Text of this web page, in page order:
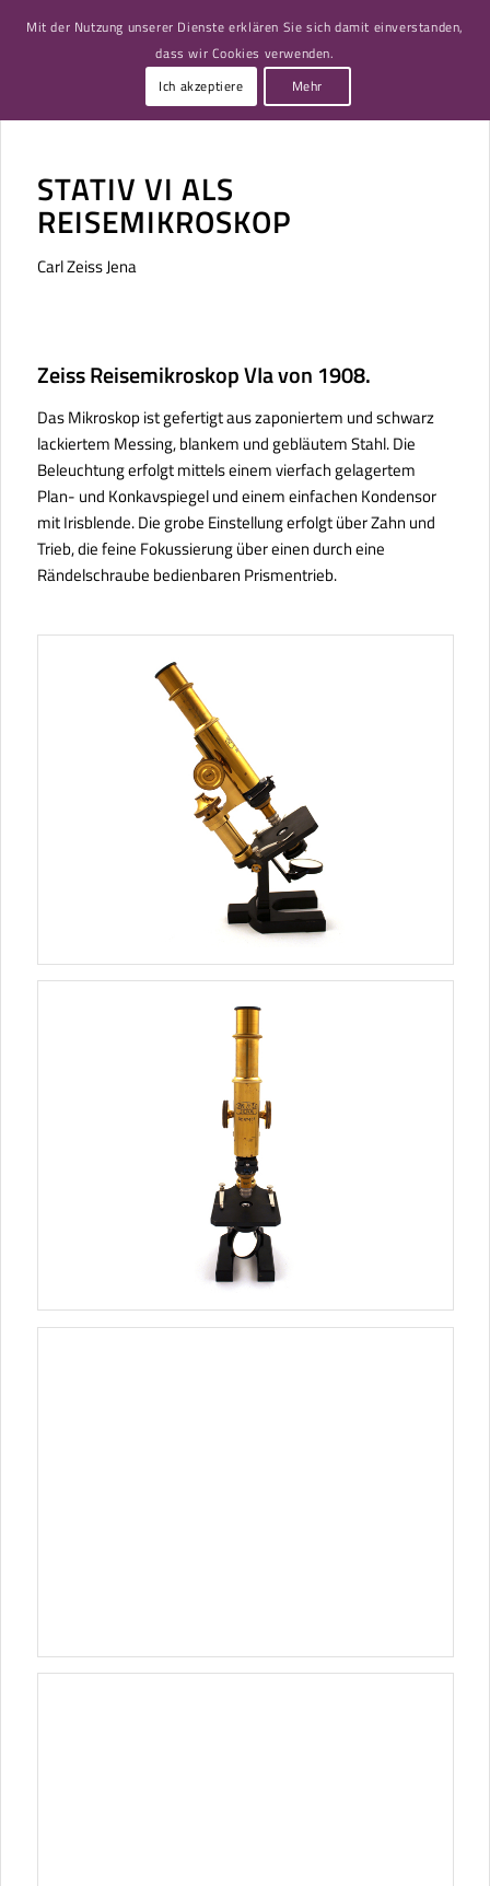
STATIV VI ALS
REISEMIKROSKOP
Carl Zeiss Jena
Zeiss Reisemikroskop VIa von 1908.
Das Mikroskop ist gefertigt aus zaponiertem und schwarz
lackiertem Messing, blankem und gebläutem Stahl. Die
Beleuchtung erfolgt mittels einem vierfach gelagertem
Plan- und Konkavspiegel und einem einfachen Kondensor
mit Irisblende. Die grobe Einstellung erfolgt über Zahn und
Trieb, die feine Fokussierung über einen durch eine
Rändelschraube bedienbaren Prismentrieb.
Mit der Nutzung unserer Dienste erklären Sie sich damit einverstanden,
dass wir Cookies verwenden.
Ich akzeptiere
Mehr